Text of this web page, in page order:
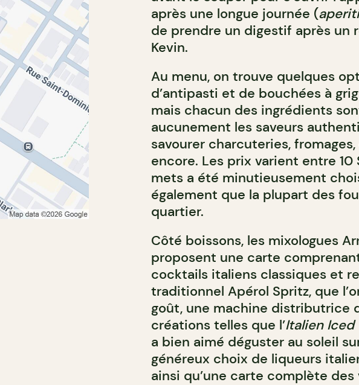
après une longue journée (
de prendre un digestif après un
Kevin.
Au menu, on trouve quelques
d’antipasti et de bouchées à
mais chacun des ingrédients
aucunement les saveurs
savourer charcuteries,
encore. Les prix varient entre
mets a été minutieusement
également que la plupart des
quartier.
Côté boissons, les mixologues
proposent une carte
cocktails italiens classiques et
traditionnel Apérol Spritz, que
goût, une machine distributrice
créations telles que l’Italien Iced
a bien aimé déguster au soleil
généreux choix de liqueurs
ainsi qu’une carte complète des